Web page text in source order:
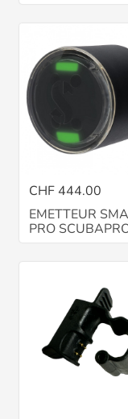
CHF 444.00
EMETTEUR
PRO